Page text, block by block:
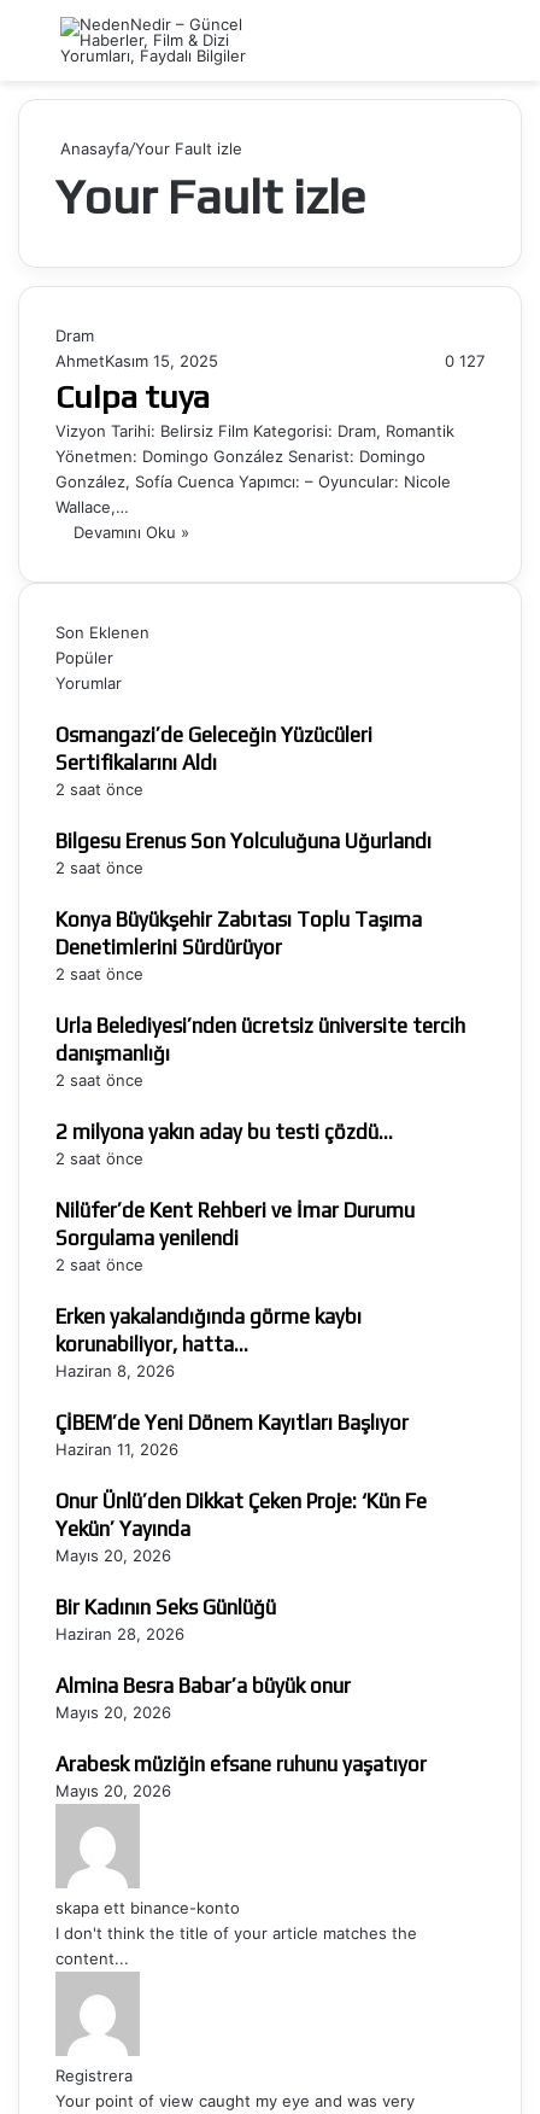
Menü
Anasayfa/Your Fault izle
Your Fault izle
Dram
AhmetKasım 15, 2025 0 127
Culpa tuya
Vizyon Tarihi: Belirsiz Film Kategorisi: Dram, Romantik
Yönetmen: Domingo González Senarist: Domingo
González, Sofía Cuenca Yapımcı: – Oyuncular: Nicole
Wallace,…
Devamını Oku »
Son Eklenen
Popüler
Yorumlar
Osmangazi’de Geleceğin Yüzücüleri
Sertifikalarını Aldı
2 saat önce
Bilgesu Erenus Son Yolculuğuna Uğurlandı
2 saat önce
Konya Büyükşehir Zabıtası Toplu Taşıma
Denetimlerini Sürdürüyor
2 saat önce
Urla Belediyesi’nden ücretsiz üniversite tercih
danışmanlığı
2 saat önce
2 milyona yakın aday bu testi çözdü…
2 saat önce
Nilüfer’de Kent Rehberi ve İmar Durumu
Sorgulama yenilendi
2 saat önce
Erken yakalandığında görme kaybı
korunabiliyor, hatta…
Haziran 8, 2026
ÇİBEM’de Yeni Dönem Kayıtları Başlıyor
Haziran 11, 2026
Onur Ünlü’den Dikkat Çeken Proje: ‘Kün Fe
Yekün’ Yayında
Mayıs 20, 2026
Bir Kadının Seks Günlüğü
Haziran 28, 2026
Almina Besra Babar’a büyük onur
Mayıs 20, 2026
Arabesk müziğin efsane ruhunu yaşatıyor
Mayıs 20, 2026
skapa ett binance-konto
I don't think the title of your article matches the
content...
Registrera
Your point of view caught my eye and was very